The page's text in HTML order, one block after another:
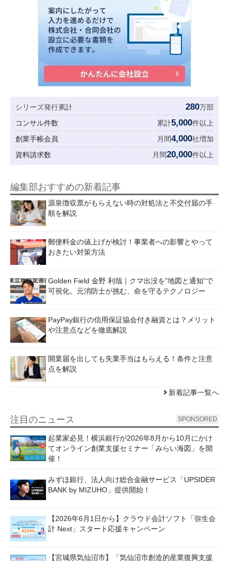
シリーズ発行累計 280万部
コンサル件数
累計5,000件以上
創業手帳会員
月間4,000社増加
資料請求数
月間20,000件以上
編集部おすすめの新着記事
源泉徴収票がもらえない時の対処法と不交付届の手
順を解説
郵便料金の値上げが検討！事業者への影響とやって
おきたい対策方法
Golden Field 金野 利哉｜クマ出没を”地図と通知”で
可視化。元消防士が挑む、命を守るテクノロジー
PayPay銀行の信用保証協会付き融資とは？メリット
や注意点などを徹底解説
開業届を出しても失業手当はもらえる！条件と注意
点を解説
新着記事一覧へ
注目のニュース SPONSORED
起業家必見！横浜銀行が2026年8月から10月にかけ
てオンライン創業支援セミナー「みらい海図」を開
催！
みずほ銀行、法人向け総合金融サービス「UPSIDER
BANK by MIZUHO」提供開始！
【2026年6月1日から】クラウド会計ソフト「弥生会
計 Next」スタート応援キャンペーン
【宮城県気仙沼市】「気仙沼市創造的産業復興支援